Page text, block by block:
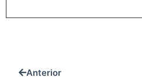
Anterior